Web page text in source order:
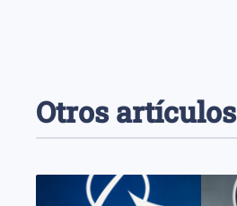
Otros artículos